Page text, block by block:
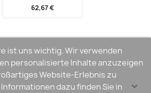
62,67 €

ist uns wichtig. Wir verwenden
personalisierte Inhalte anzuzeigen
Website-Erlebnis zu
dazu finden Sie in